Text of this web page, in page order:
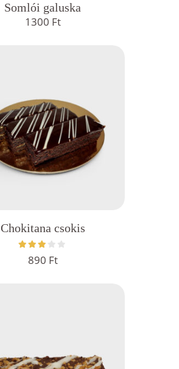
Somlói galuska
1300 Ft
Chokitana csokis
890 Ft